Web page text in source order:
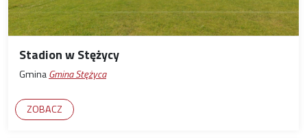
Stadion w Stężycy
GminaGmina Stężyca
ZOBACZ